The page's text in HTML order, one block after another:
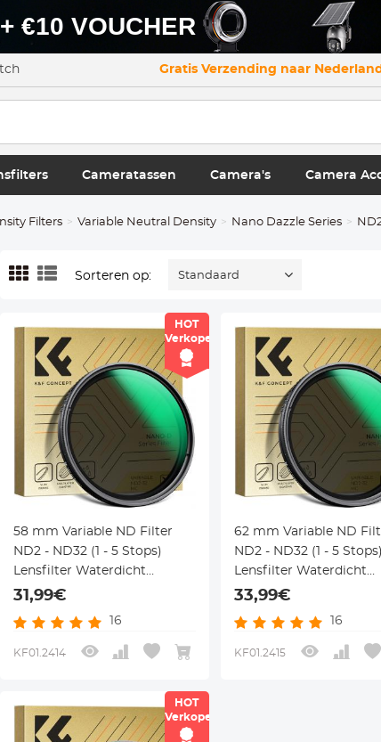
€10 VOUCHER
Gratis Verzending naar
Cameratassen Camera's Camera
Filters Variable Neutral Density Nano Dazzle Series
Sorteren op: Standaard
HOT
Verkoper
58 mm Variable ND Filter
ND2 - ND32 (1 - 5 Stops)
Lensfilter Waterdicht
Krasbestendig Met 24 Lagen
Serie
31,99€
16
KF01.2414
62 mm Variable ND
ND2 - ND32 (1 - 5 Stops)
Lensfilter Waterdicht
Krasbestendig Met 24
Serie
33,99€
16
KF01.2415
HOT
Verkoper